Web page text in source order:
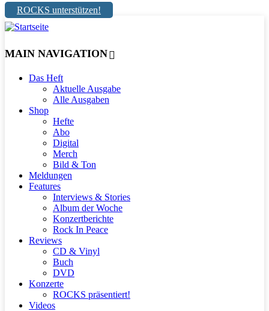
ROCKS unterstützen!
MAIN NAVIGATION
Das Heft
Aktuelle Ausgabe
Alle Ausgaben
Shop
Hefte
Abo
Digital
Merch
Bild & Ton
Meldungen
Features
Interviews & Stories
Album der Woche
Konzertberichte
Rock In Peace
Reviews
CD & Vinyl
Buch
DVD
Konzerte
ROCKS präsentiert!
Videos